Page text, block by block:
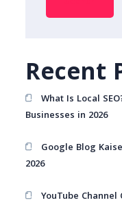
Recent
What Is Local
Businesses in 2026
Google Blog
2026
YouTube Channel